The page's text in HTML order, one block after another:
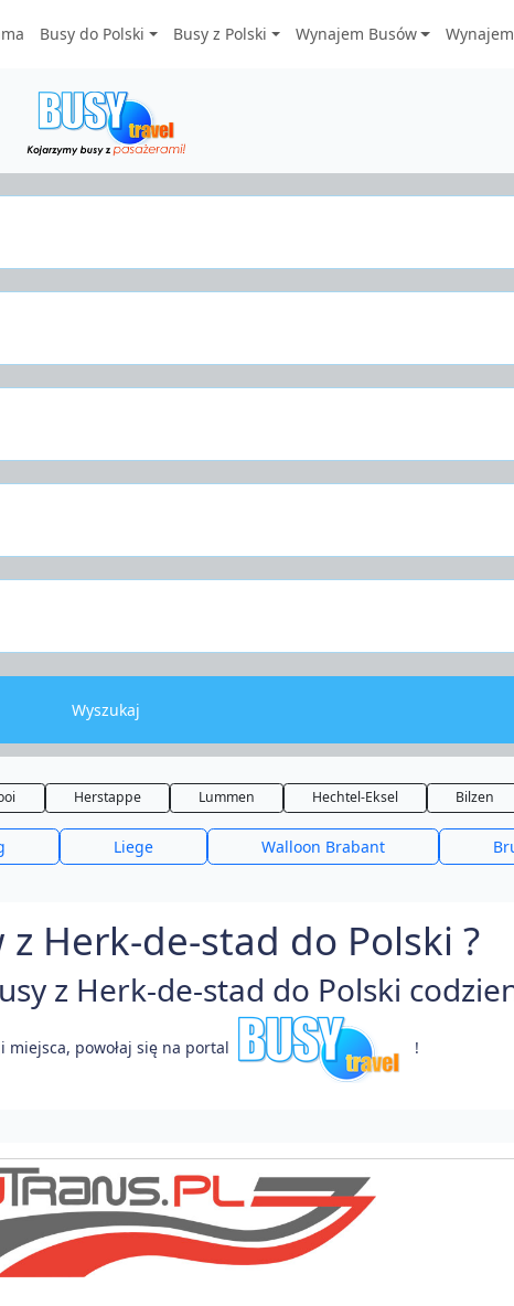
Busy do Polski Busy z Polski Wynajem Busów
Wyszukaj
Herstappe Lummen Hechtel-Eksel Bilzen
Liege Walloon Brabant
z Herk-de-stad do Polski ?
z Herk-de-stad do Polski
powołaj się na portal !